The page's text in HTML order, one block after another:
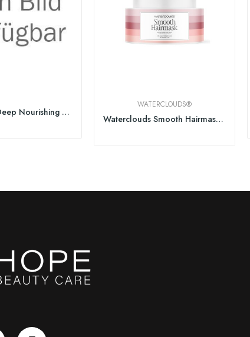
Nutri-Enrich Deep Nourishing Conditioner
WATERCLOUDS®
Waterclouds Smooth Hairmask 250ml